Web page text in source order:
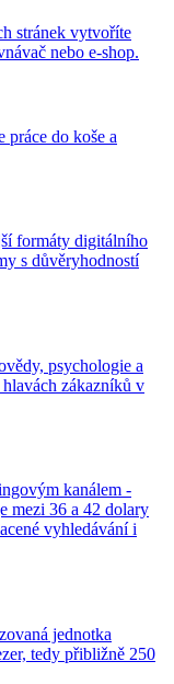
stránek vytvoříte
nebo e-shop.
práce do koše a
formáty digitálního
s důvěryhodností
psychologie a
zákazníků v
kanálem -
mezi 36 a 42 dolary
vyhledávání i
jednotka
tedy přibližně 250